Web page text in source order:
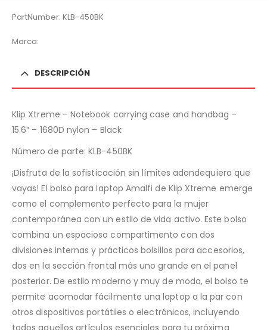
PartNumber: KLB-450BK
Marca:
DESCRIPCIÓN
Klip Xtreme – Notebook carrying case and handbag –
15.6″ – 1680D nylon – Black
Número de parte:KLB-450BK
¡Disfruta de la sofisticación sin límites adondequiera que
vayas! El bolso para laptop Amalfi de Klip Xtreme emerge
como el complemento perfecto para la mujer
contemporánea con un estilo de vida activo. Este bolso
combina un espacioso compartimento con dos
divisiones internas y prácticos bolsillos para accesorios,
dos en la sección frontal más uno grande en el panel
posterior. De estilo moderno y muy de moda, el bolso te
permite acomodar fácilmente una laptop a la par con
otros dispositivos portátiles o electrónicos, incluyendo